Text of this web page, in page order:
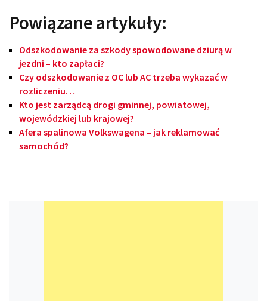
Powiązane artykuły:
Odszkodowanie za szkody spowodowane dziurą w
jezdni – kto zapłaci?
Czy odszkodowanie z OC lub AC trzeba wykazać w
rozliczeniu…
Kto jest zarządcą drogi gminnej, powiatowej,
wojewódzkiej lub krajowej?
Afera spalinowa Volkswagena – jak reklamować
samochód?